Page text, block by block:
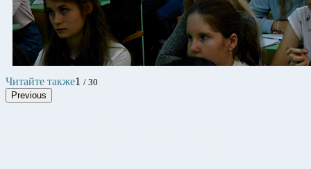
Читайте также1 / 30
Previous